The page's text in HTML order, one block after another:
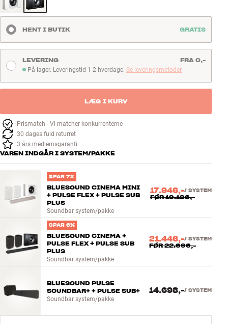
Log ind
Byg med LydHENT I BUTIK GRATIS
På lager. Leveringstid 1-2 hverdage
På lager. Leveringstid 1-2 hverdage. Se leveringsmetoder
LEVERING FRA 0,-
LÆG I KURV
Prismatch - Vi matcher konkurrenterne
30 dages fuld returret
3 års medlemsgaranti
VAREN INDGÅR I SYSTEM/PAKKE
SPAR 7%
BLUESOUND CINEMA MINI
+ PULSE FLEX + PULSE SUB
PLUS
Soundbar system/pakke
17.946,-/ SYSTEM
FØR19.196,-
SPAR 6%
BLUESOUND CINEMA +
PULSE FLEX + PULSE SUB
PLUS
Soundbar system/pakke
21.446,-/ SYSTEM
FØR22.696,-
BLUESOUND PULSE
SOUNDBAR+ + PULSE SUB+
Soundbar system/pakke
14.698,-/ SYSTEM